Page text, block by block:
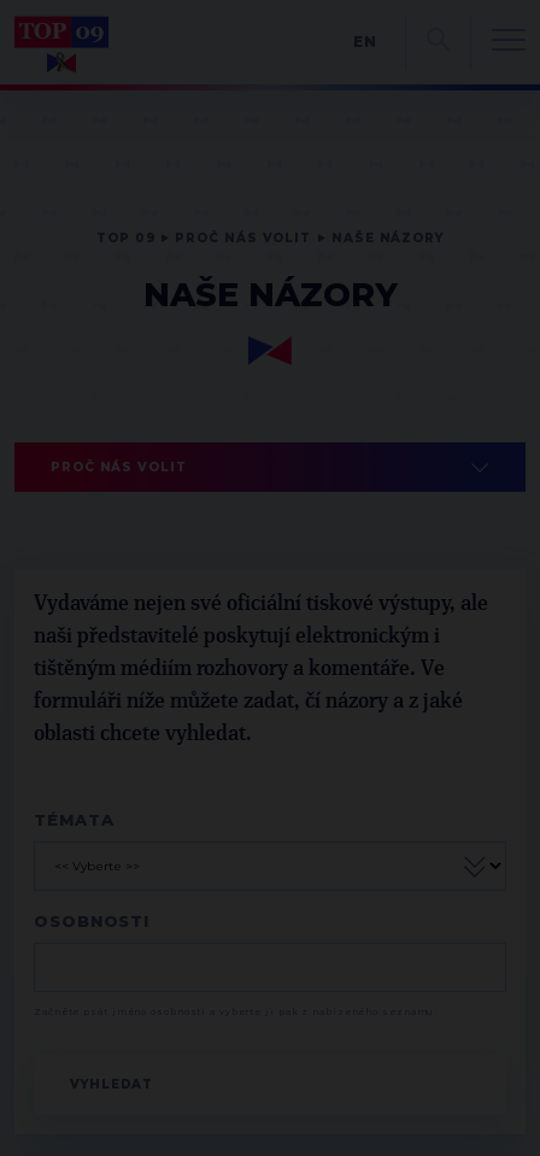
NAŠE NÁZORY
PROČ NÁS VOLIT
Vydaváme nejen své oficiální tiskové výstupy, ale
naši představitelé poskytují elektronickým i
tištěným médiím rozhovory a komentáře. Ve
formuláři níže můžete zadat, čí názory a z jaké
oblasti chcete vyhledat.
TÉMATA
OSOBNOSTI